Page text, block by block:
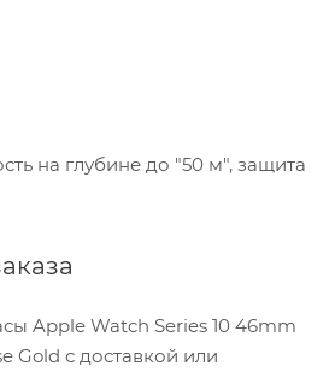
на глубине до "50 м", защита
Apple Watch Series 10 46mm
Gold с доставкой или